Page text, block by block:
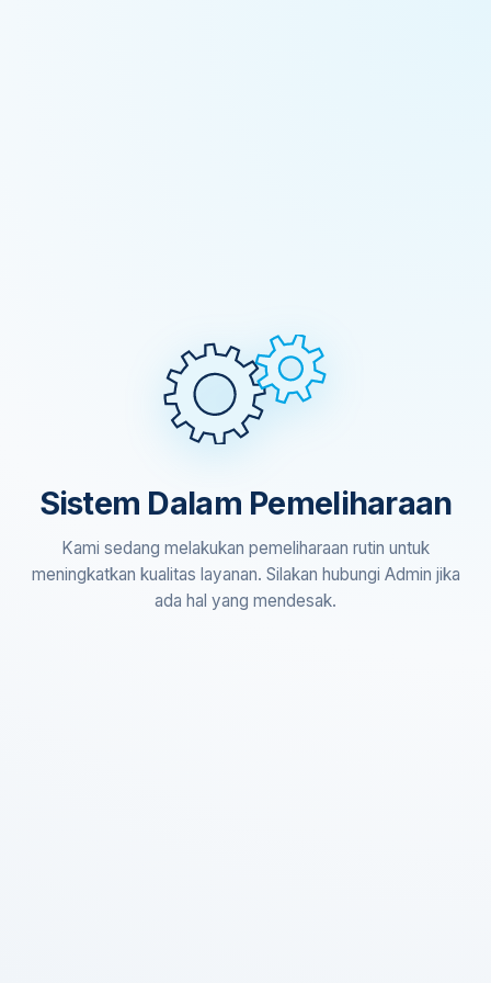
Sistem Dalam Pemeliharaan
Kami sedang melakukan pemeliharaan rutin untuk
meningkatkan kualitas layanan. Silakan hubungi Admin jika
ada hal yang mendesak.